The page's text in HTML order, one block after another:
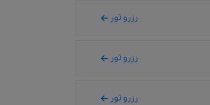
رزرو تور
رزرو تور
رزرو تور